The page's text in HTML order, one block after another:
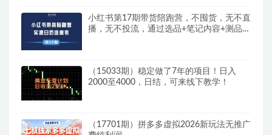
小红书第17期带货陪跑营，不囤货，无不直
播，无不投流，通过选品+笔记内容+测品
（15033期）稳定做了7年的项目！日入
2000至4000，日结，可来线下教学！
（17701期）拼多多虚拟2026新玩法无推广